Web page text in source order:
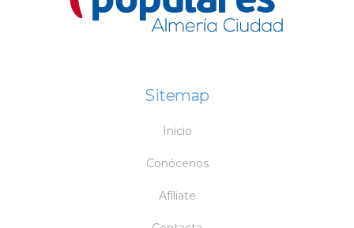
Sitemap
Inicio
Conócenos
Afíliate